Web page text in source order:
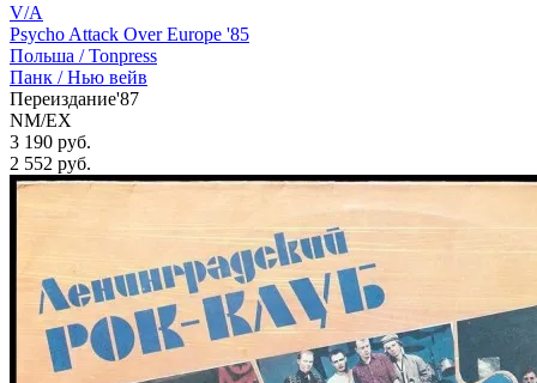
V/A
Psycho Attack Over Europe '85
Польша /Tonpress
Панк / Нью вейв
Переиздание'87
NM/EX
3 190 руб.
2 552 руб.